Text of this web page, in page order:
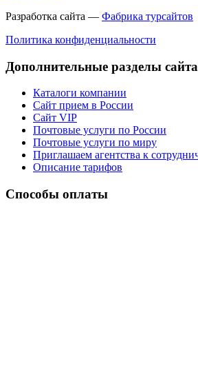
Разработка сайта — Фабрика турсайтов
Политика конфиденциальности
Дополнительные разделы сайта
Каталоги компании
Сайт прием в России
Сайт VIP
Почтовые услуги по России
Почтовые услуги по миру
Приглашаем агентства к
Описание тарифов
Способы оплаты